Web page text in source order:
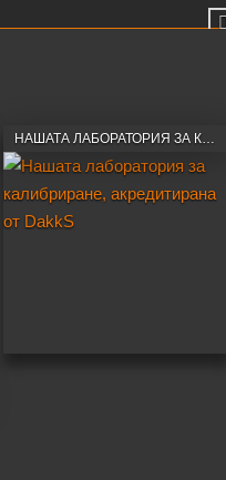
НАШАТА ЛАБОРАТОРИЯ ЗА КАЛИБРИРАНЕ, АКРЕДИТИРАНА ОТ DAKKS